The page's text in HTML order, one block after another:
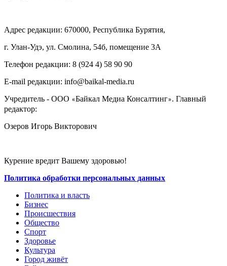
Адрес редакции: 670000, Республика Бурятия,
г. Улан-Удэ, ул. Смолина, 54б, помещение 3А
Телефон редакции: ‎‎8 (924 4) 58 90 90
E-mail редакции: info@baikal-media.ru
Учредитель - ООО «Байкал Медиа Консалтинг». Главный
редактор:
Озеров Игорь Викторович
Курение вредит Вашему здоровью!
Политика обработки персональных данных
Политика и власть
Бизнес
Происшествия
Общество
Cпорт
Здоровье
Культура
Город живёт